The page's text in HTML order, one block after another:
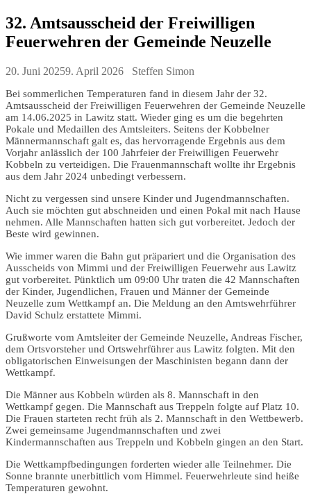
32. Amtsausscheid der Freiwilligen
Feuerwehren der Gemeinde Neuzelle
20. Juni 20259. April 2026 Steffen Simon
Bei sommerlichen Temperaturen fand in diesem Jahr der 32.
Amtsausscheid der Freiwilligen Feuerwehren der Gemeinde Neuzelle
am 14.06.2025 in Lawitz statt. Wieder ging es um die begehrten
Pokale und Medaillen des Amtsleiters. Seitens der Kobbelner
Männermannschaft galt es, das hervorragende Ergebnis aus dem
Vorjahr anlässlich der 100 Jahrfeier der Freiwilligen Feuerwehr
Kobbeln zu verteidigen. Die Frauenmannschaft wollte ihr Ergebnis
aus dem Jahr 2024 unbedingt verbessern.
Nicht zu vergessen sind unsere Kinder und Jugendmannschaften.
Auch sie möchten gut abschneiden und einen Pokal mit nach Hause
nehmen. Alle Mannschaften hatten sich gut vorbereitet. Jedoch der
Beste wird gewinnen.
Wie immer waren die Bahn gut präpariert und die Organisation des
Ausscheids von Mimmi und der Freiwilligen Feuerwehr aus Lawitz
gut vorbereitet. Pünktlich um 09:00 Uhr traten die 42 Mannschaften
der Kinder, Jugendlichen, Frauen und Männer der Gemeinde
Neuzelle zum Wettkampf an. Die Meldung an den Amtswehrführer
David Schulz erstattete Mimmi.
Grußworte vom Amtsleiter der Gemeinde Neuzelle, Andreas Fischer,
dem Ortsvorsteher und Ortswehrführer aus Lawitz folgten. Mit den
obligatorischen Einweisungen der Maschinisten begann dann der
Wettkampf.
Die Männer aus Kobbeln würden als 8. Mannschaft in den
Wettkampf gegen. Die Mannschaft aus Treppeln folgte auf Platz 10.
Die Frauen starteten recht früh als 2. Mannschaft in den Wettbewerb.
Zwei gemeinsame Jugendmannschaften und zwei
Kindermannschaften aus Treppeln und Kobbeln gingen an den Start.
Die Wettkampfbedingungen forderten wieder alle Teilnehmer. Die
Sonne brannte unerbittlich vom Himmel. Feuerwehrleute sind heiße
Temperaturen gewohnt.